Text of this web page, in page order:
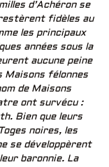
d’Achéron se
fidèles au
les principaux
années sous la
aucune peine
Maisons félonnes
de Maisons
ont survécu :
Bien que leurs
noires, les
se développèrent
baronnie. La